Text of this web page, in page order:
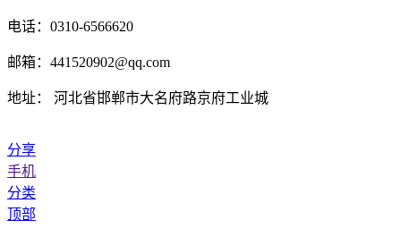
电话：0310-6566620
邮箱：441520902@qq.com
地址： 河北省邯郸市大名府路京府工业城
分享
手机
分类
顶部